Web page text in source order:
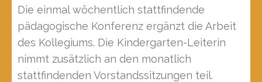
Die einmal wöchentlich stattfindende
pädagogische Konferenz ergänzt die Arbeit
des Kollegiums. Die Kindergarten-Leiterin
nimmt zusätzlich an den monatlich
stattfindenden Vorstandssitzungen teil.